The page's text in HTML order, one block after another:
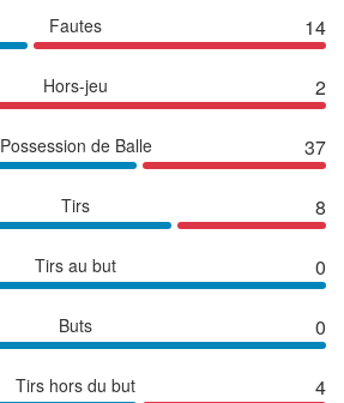
Fautes 14
Hors-jeu 2
Possession de Balle 37
Tirs 8
Tirs au but 0
Buts 0
Tirs hors du but 4